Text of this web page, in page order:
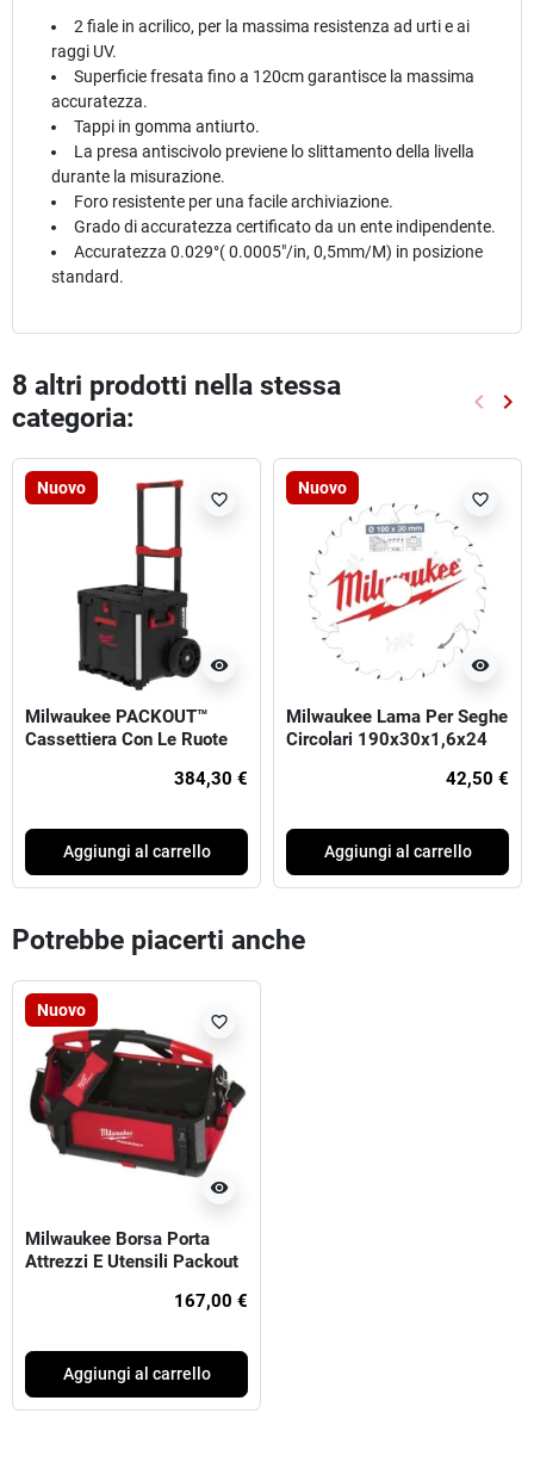
2 fiale in acrilico, per la massima resistenza ad urti e ai
raggi UV.
Superficie fresata fino a 120cm garantisce la massima
accuratezza.
Tappi in gomma antiurto.
La presa antiscivolo previene lo slittamento della livella
durante la misurazione.
Foro resistente per una facile archiviazione.
Grado di accuratezza certificato da un ente indipendente.
Accuratezza 0.029°( 0.0005"/in, 0,5mm/M) in posizione
standard.
8 altri prodotti nella stessa
categoria:
keyboard_arrow_left keyboard_arrow_right
Nuovo
visibility
favorite_border
Milwaukee PACKOUT™
Cassettiera Con Le Ruote
384,30 €
Aggiungi al carrello
Nuovo
visibility
favorite_border
Milwaukee Lama Per Seghe
Circolari 190x30x1,6x24
42,50 €
Aggiungi al carrello
Potrebbe piacerti anche
Nuovo
visibility
favorite_border
Milwaukee Borsa Porta
Attrezzi E Utensili Packout
167,00 €
Aggiungi al carrello